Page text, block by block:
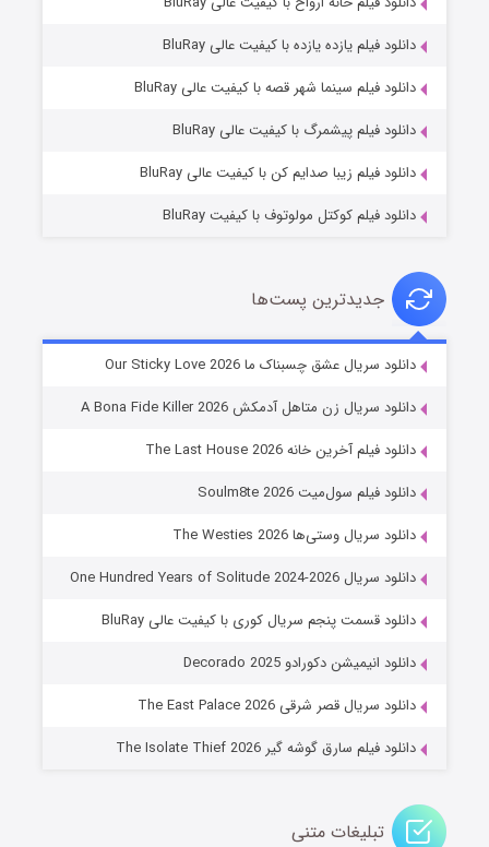
شوهر
عملیات آپارتمان
قسمت۲ (زیرنویس) منتشر شد
دانلود فیلم یازده یازده با کیفیت عالی BluRay
دانلود فیلم سینما شهر قصه با کیفیت عالی BluRay
دانلود فیلم پیشمرگ با کیفیت عالی BluRay
دانلود فیلم زیبا صدایم کن با کیفیت عالی BluRay
دانلود فیلم کوکتل مولوتوف با کیفیت BluRay
جدیدترین پست‌ها
دانلود سریال عشق چسبناک ما Our Sticky Love 2026
دانلود سریال زن متاهل آدمکش A Bona Fide Killer 2026
دانلود فیلم آخرین خانه The Last House 2026
دانلود فیلم سول‌میت Soulm8te 2026
دانلود سریال وستی‌ها The Westies 2026
دانلود سریال One Hundred Years of Solitude 2024-2026
دانلود قسمت پنجم سریال کوری با کیفیت عالی BluRay
دانلود انیمیشن دکورادو Decorado 2025
دانلود سریال قصر شرقی The East Palace 2026
دانلود فیلم سارق گوشه گیر The Isolate Thief 2026
تبلیغات متنی